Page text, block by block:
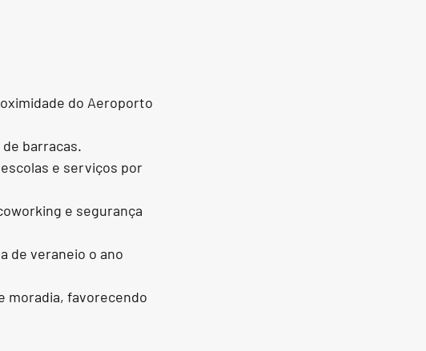
do Aeroporto
barracas.
e serviços por
e segurança
de veraneio o ano
moradia, favorecendo